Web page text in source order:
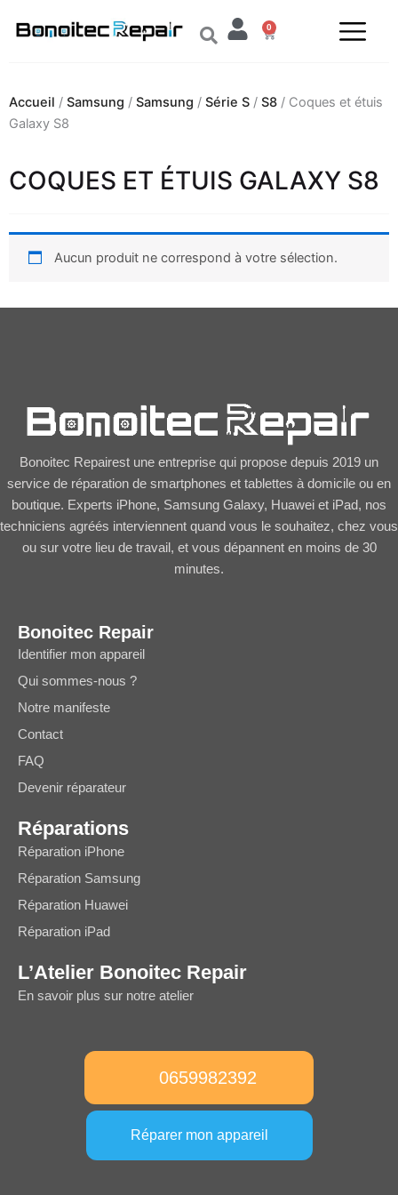
0
Panier
Accueil / Samsung / Samsung / Série S / S8 / Coques et étuis
Galaxy S8
COQUES ET ÉTUIS GALAXY S8
Aucun produit ne correspond à votre sélection.
Bonoitec Repairest une entreprise qui propose depuis 2019 un
service de réparation de smartphones et tablettes à domicile ou en
boutique. Experts iPhone, Samsung Galaxy, Huawei et iPad, nos
techniciens agréés interviennent quand vous le souhaitez, chez vous
ou sur votre lieu de travail, et vous dépannent en moins de 30
minutes.
Bonoitec Repair
Identifier mon appareil
Qui sommes-nous ?
Notre manifeste
Contact
FAQ
Devenir réparateur
Réparations
Réparation iPhone
Réparation Samsung
Réparation Huawei
Réparation iPad
L’Atelier Bonoitec Repair
En savoir plus sur notre atelier
0659982392
Réparer mon appareil